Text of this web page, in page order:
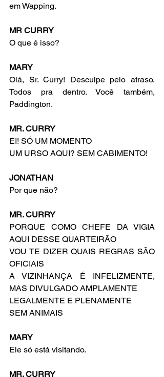
em Wapping.
MR CURRY
O que é isso?
MARY
Olá, Sr. Curry! Desculpe pelo atraso.
Todos pra dentro. Você também,
Paddington.
MR. CURRY
EI! SÓ UM MOMENTO
UM URSO AQUI? SEM CABIMENTO!
JONATHAN
Por que não?
MR. CURRY
PORQUE COMO CHEFE DA VIGIA
AQUI DESSE QUARTEIRÃO
VOU TE DIZER QUAIS REGRAS SÃO
OFICIAIS
A VIZINHANÇA É INFELIZMENTE,
MAS DIVULGADO AMPLAMENTE
LEGALMENTE E PLENAMENTE
SEM ANIMAIS
MARY
Ele só está visitando.
MR. CURRY